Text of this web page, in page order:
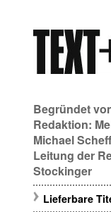
Begründet
Redaktion:
Michael
Leitung der
Stockinger
Lieferbare